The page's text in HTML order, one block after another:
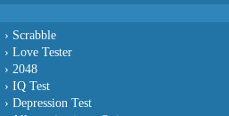
› Scrabble
› Love Tester
› 2048
› IQ Test
› Depression Test